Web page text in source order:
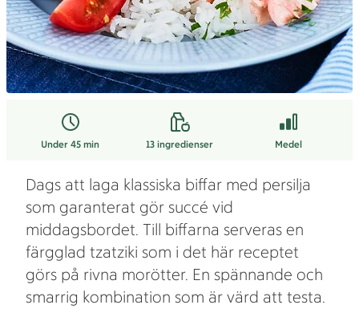
Under 45 min 13 ingredienser Medel
Dags att laga klassiska biffar med persilja
som garanterat gör succé vid
middagsbordet. Till biffarna serveras en
färgglad tzatziki som i det här receptet
görs på rivna morötter. En spännande och
smarrig kombination som är värd att testa.